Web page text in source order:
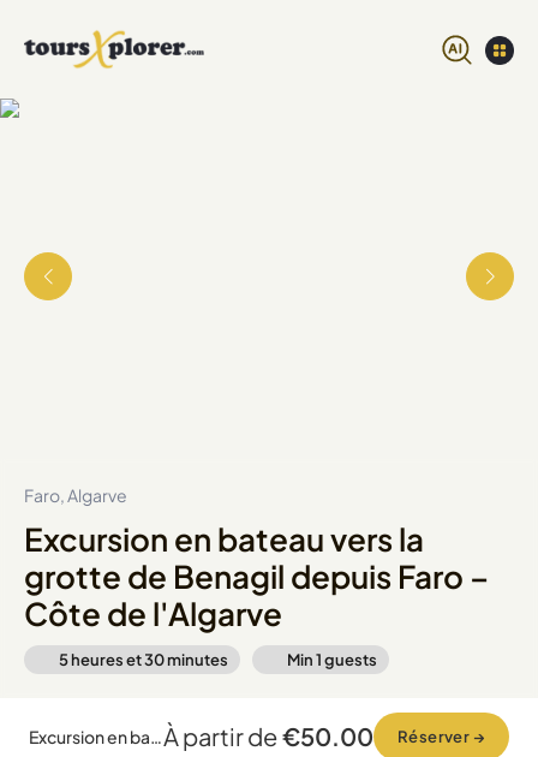
Faro, Algarve
Excursion en bateau vers la
grotte de Benagil depuis Faro –
Côte de l'Algarve
5 heures et 30 minutes Min1guests
Excursion en bateau vers la grotte de Benagil depuis Faro – Côte de l'AlgarveÀ partir de€50.00 Réserver →